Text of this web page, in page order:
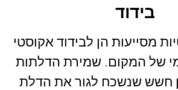
בידוד
מסייעות הן לבידוד אקוסטי
של המקום. שמירת הדלתות
חשש שנשכח לגור את הדלת